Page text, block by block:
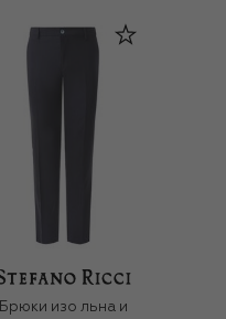
Брюки изо льна и